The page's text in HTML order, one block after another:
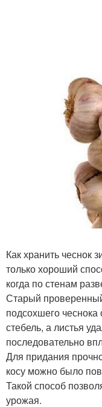
Как хранить чеснок
только хороший
когда по стенам
Старый
подсохшего
стебель, а листья
последовательно
Для придания
косу можно было
Такой способ
урожая.